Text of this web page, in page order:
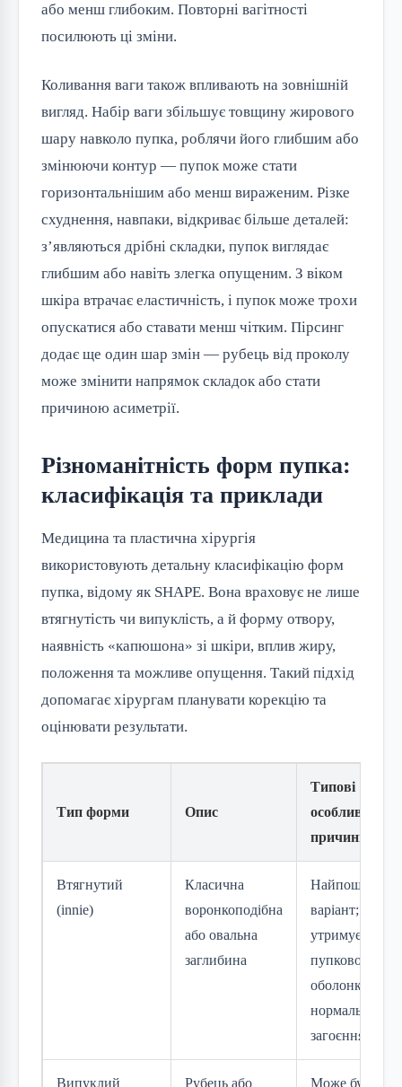
або менш глибоким. Повторні вагітності
посилюють ці зміни.
Коливання ваги також впливають на зовнішній
вигляд. Набір ваги збільшує товщину жирового
шару навколо пупка, роблячи його глибшим або
змінюючи контур — пупок може стати
горизонтальнішим або менш вираженим. Різке
схуднення, навпаки, відкриває більше деталей:
з’являються дрібні складки, пупок виглядає
глибшим або навіть злегка опущеним. З віком
шкіра втрачає еластичність, і пупок може трохи
опускатися або ставати менш чітким. Пірсинг
додає ще один шар змін — рубець від проколу
може змінити напрямок складок або стати
причиною асиметрії.
Різноманітність форм пупка:
класифікація та приклади
Медицина та пластична хірургія
використовують детальну класифікацію форм
пупка, відому як SHAPE. Вона враховує не лише
втягнутість чи випуклість, а й форму отвору,
наявність «капюшона» зі шкіри, вплив жиру,
положення та можливе опущення. Такий підхід
допомагає хірургам планувати корекцію та
оцінювати результати.
Тип форми Опис
Типові
особливості
причини
Втягнутий
(innie)
Класична
воронкоподібна
або овальна
заглибина
варіант;
утримується
пупковою
оболонкою та
нормальним
загоєнням
Випуклий Рубець або Може бути